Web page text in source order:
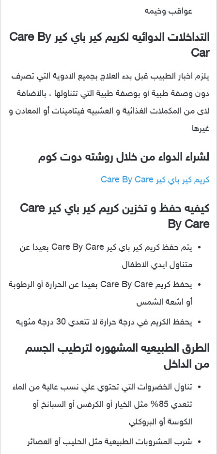
عواقب وخيمه
التداخلات الدوائيه لكريم كير باي كير Care By
Car
يلزم اخبار الطبيب قبل بدء العلاج بجميع الادوية التي تصرف
دون وصفة طبية أو بوصفة طبية التي تتناولها ، بالاضافة
لاى من المكملات الغذائية و العشبيه فيتامينات أو المعادن و
غيرها
لشراء الدواء من خلال روشته دوت كوم
كريم كير باي كير Care By Care
كيفيه حفظ و تخزين كريم كير باي كير Care
By Care
يتم حفظ كريم كير باي كير Care By Care بعيدا عن
متناول ايدي الاطفال
يحفظ كريم Care By Care بعيدا عن الحرارة أو الرطوبة
أو اشعة الشمس
يحفظ الكريم في درجة حرارة لا تتعدي 30 درجة مئويه
الطرق الطبيعيه المشهوره لترطيب الجسم
من الداخل
تناول الخضروات التي تحتوي علي نسب عالية من الماء
تتعدي 85% مثل الخيار أو الكرفس أو السبانخ أو
الكوسة أو البروكلي
شرب المشروبات الطبيعية مثل الحليب أو العصائر